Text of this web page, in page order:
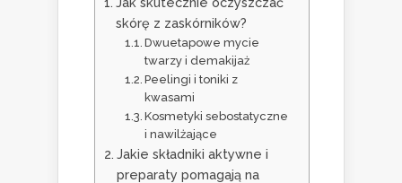
skórę z zaskórników?
Dwuetapowe mycie
twarzy i demakijaż
Peelingi i toniki z
kwasami
Kosmetyki sebostatyczne
i nawilżające
Jakie składniki aktywne i
preparaty pomagają na